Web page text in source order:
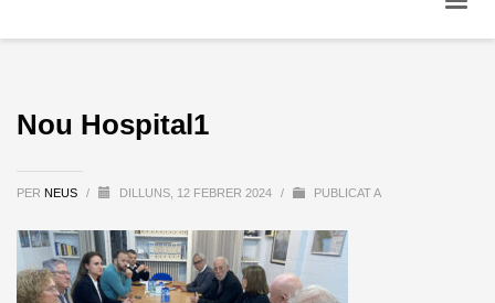
Nou Hospital1
PER NEUS / DILLUNS, 12 FEBRER 2024 / PUBLICAT A